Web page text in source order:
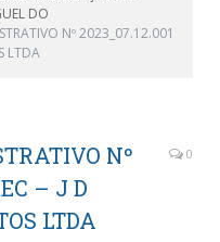
DO
Nº 2023_07.12.001
LTDA
Nº
– J D
LTDA
0